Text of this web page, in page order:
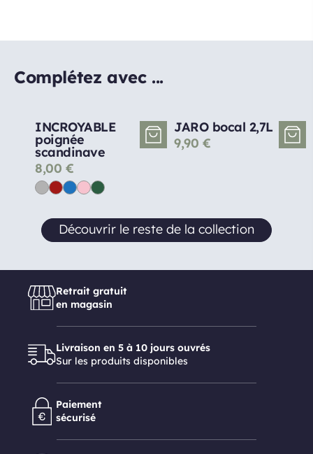
Complétez avec ...
INCROYABLE
poignée
scandinave
8,00 €
JARO bocal 2,7L
9,90 €
Découvrir le reste de la collection
Retrait gratuit
en magasin
Livraison en 5 à 10 jours ouvrés
Sur les produits disponibles
Paiement
sécurisé